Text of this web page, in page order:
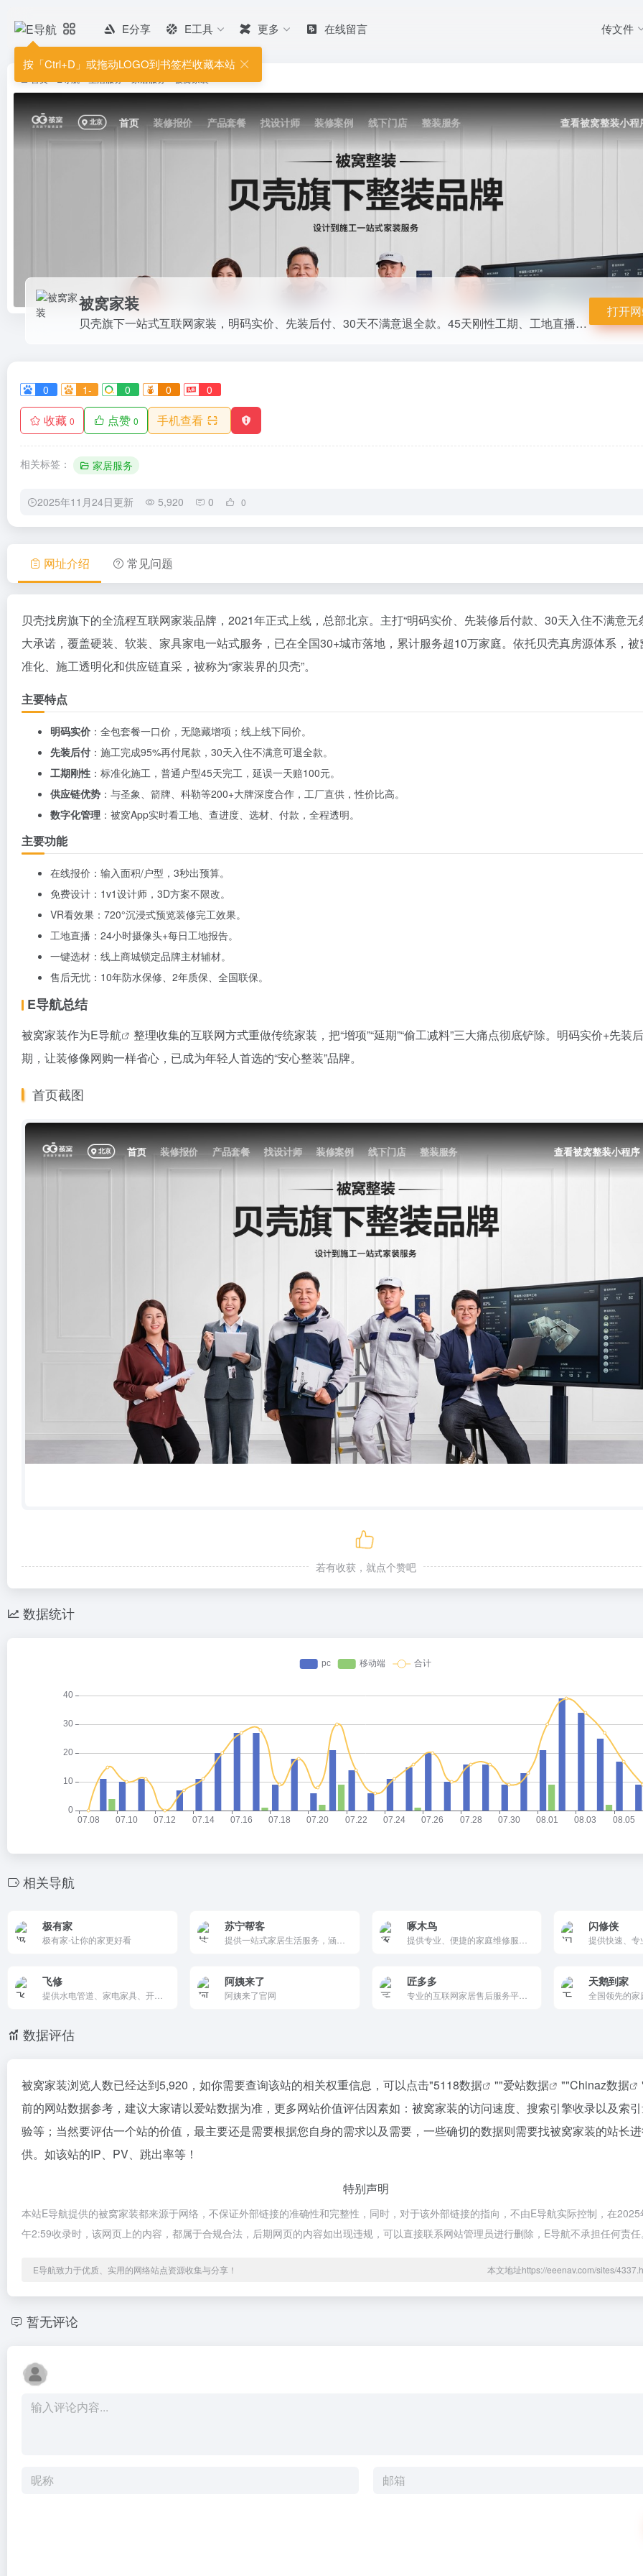
按「Ctrl+D」或拖动LOGO到书签栏收藏本站
E分享 E工具 更多 在线留言 传文件
被窝家装
贝壳旗下一站式互联网家装，明码实价、先装后付、30天不满意退全款。45天刚性工期、工地直播、VR看效果，覆盖30+城市。10万+家庭选择，真正做到装修0增项、0延误、0后顾之忧。
打开
0 1- 0 0 0
收藏 0 点赞 0 手机查看
相关标签： 家居服务
2025年11月24日更新 5,920 0 0
贝壳旗下一站式互联网家装，明码实价、先装后付、30天不满意退全款。45天刚性工期、工地直播、VR看效果
10万+家庭选择，真正做到装修0增项、0...
网址介绍 常见问题
贝壳找房旗下的全流程互联网家装品牌，2021年正式上线，总部北京。主打“明码实价、先装修后付款、30天入住不满意无
大承诺，覆盖硬装、软装、家具家电一站式服务，已在全国30+城市落地，累计服务超10万家庭。依托贝壳真房源体系，
准化、施工透明化和供应链直采，被称为“家装界的贝壳”。
主要特点
明码实价 ：全包套餐一口价，无隐藏增项；线上线下同价。
先装后付 ：施工完成95%再付尾款，30天入住不满意可退全款。
工期刚性 ：标准化施工，普通户型45天完工，延误一天赔100元。
供应链优势 ：与圣象、箭牌、科勒等200+大牌深度合作，工厂直供，性价比高。
数字化管理 ：被窝App实时看工地、查进度、选材、付款，全程透明。
主要功能
在线报价：输入面积/户型，3秒出预算。
免费设计：1v1设计师，3D方案不限改。
VR看效果：720°沉浸式预览装修完工效果。
工地直播：24小时摄像头+每日工地报告。
一键选材：线上商城锁定品牌主材辅材。
售后无忧：10年防水保修、2年质保、全国联保。
E导航总结
被窝家装作为E导航
整理收集的互联网方式重做传统家装，把“增项”“延期”“偷工减料”三大痛点彻底铲除。明码实价+先装
期，让装修像网购一样省心，已成为年轻人首选的“安心整装”品牌。
首页截图
若有收获，就点个赞吧
数据统计
相关导航
极有家
极有家-让你的家更好看
苏宁帮客 啄木鸟 闪修侠
飞修 阿姨来了
阿姨来了官网
匠多多
专业的互联网家居售后服务平台，提供安装、维修、配送等服务，拥有全国性服务网络和专业师傅团队，保障家居售后无忧。
天鹅到家
数据评估
被窝家装浏览人数已经达到5,920，如你需要查询该站的相关权重信息，可以点击"5118数据 ""爱站数据 ""Chinaz数据
前的网站数据参考，建议大家请以爱站数据为准，更多网站价值评估因素如：被窝家装的访问速度、搜索引擎收录以及索
验等；当然要评估一个站的价值，最主要还是需要根据您自身的需求以及需要，一些确切的数据则需要找被窝家装的站长
供。如该站的IP、PV、跳出率等！
特别声明
本站E导航提供的被窝家装都来源于网络，不保证外部链接的准确性和完整性，同时，对于该外部链接的指向，不由E导航实际控制，在
午2:59收录时，该网页上的内容，都属于合规合法，后期网页的内容如出现违规，可以直接联系网站管理员进行删除，E导航不承担任何责
E导航致力于优质、实用的网络站点资源收集与分享！ 本文地址https://eeenav.com/sites/
暂无评论